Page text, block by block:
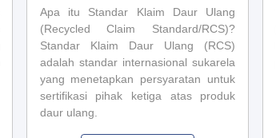
Apa itu Standar Klaim Daur Ulang
(Recycled Claim Standard/RCS)?
Standar Klaim Daur Ulang (RCS)
adalah standar internasional sukarela
yang menetapkan persyaratan untuk
sertifikasi pihak ketiga atas produk
daur ulang.